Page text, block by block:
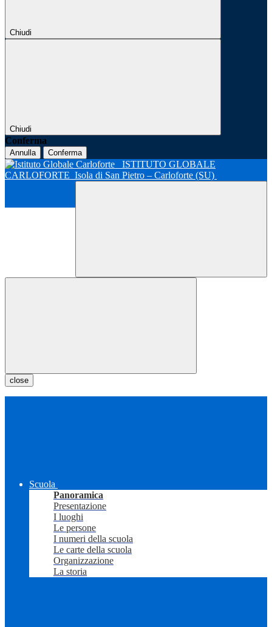
Chiudi
Chiudi
Conferma
Annulla Conferma
ISTITUTO GLOBALE
CARLOFORTE Isola di San Pietro – Carloforte (SU)
close
Scuola
Panoramica
Presentazione
I luoghi
Le persone
I numeri della scuola
Le carte della scuola
Organizzazione
La storia